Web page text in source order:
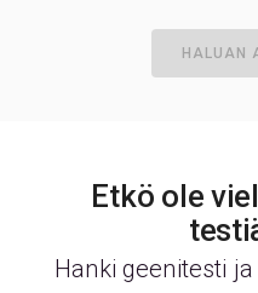
HALUAN
Etkö ole
Hanki geenitesti